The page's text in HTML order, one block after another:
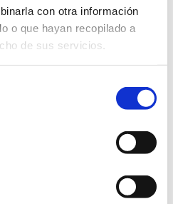
con otra información
o que hayan recopilado a
de sus servicios.